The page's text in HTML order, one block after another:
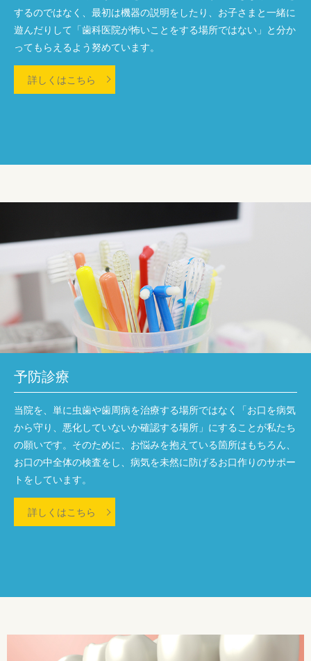
するのではなく、最初は機器の説明をしたり、お子さまと一緒に
遊んだりして「歯科医院が怖いことをする場所ではない」と分か
ってもらえるよう努めています。
詳しくはこちら
予防診療
当院を、単に虫歯や歯周病を治療する場所ではなく「お口を病気
から守り、悪化していないか確認する場所」にすることが私たち
の願いです。そのために、お悩みを抱えている箇所はもちろん、
お口の中全体の検査をし、病気を未然に防げるお口作りのサポー
トをしています。
詳しくはこちら